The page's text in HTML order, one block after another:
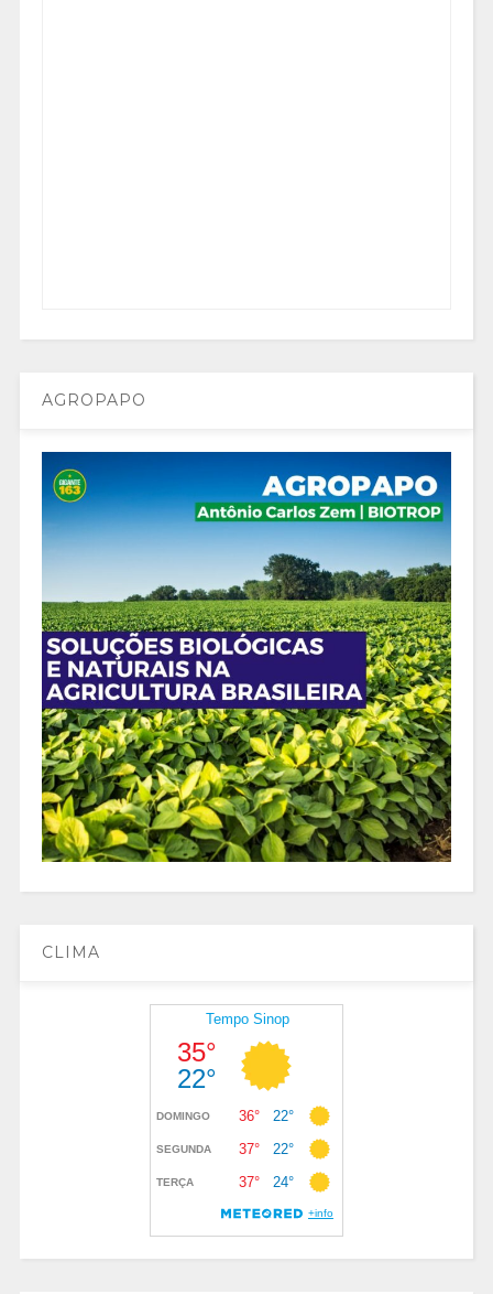
AGROPAPO
CLIMA